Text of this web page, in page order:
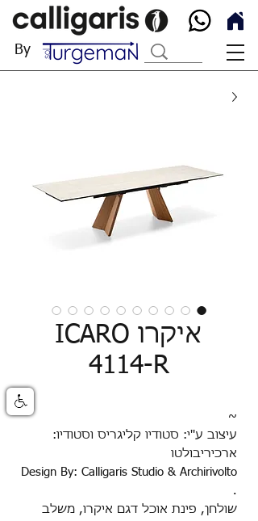
By
איקרו ICARO
4114-R
~
עיצוב ע''י: סטודיו קליגריס וסטודיו:
ארכיריבולטו
Design By: Calligaris Studio & Archirivolto
.
שולחן, פינת אוכל דגם איקרו, משלב